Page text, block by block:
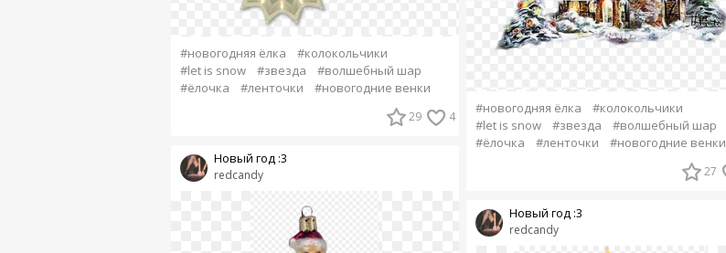
#новогодняя ёлка
#колокольчики
#let is snow
#звезда
#волшебный шар
#ёлочка
#ленточки #новогодние венки
29 4
redcandy
Новый год :3
#новогодняя ёлка
#колокольчики
#let is snow
#звезда
#волшебный шар
#ёлочка
#ленточки #новогодние венки
27
redcandy
Новый год :3